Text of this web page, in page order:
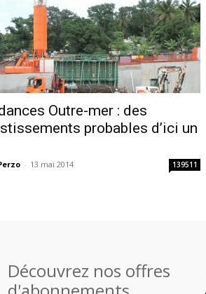
Outre-mer : des
probables d’ici un
- 13 mai 2014 139511
Découvrez nos offres